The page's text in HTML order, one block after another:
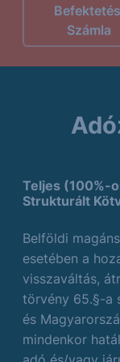
Számla
Teljes (100%-
Strukturált
Belföldi
esetében a
visszaváltás,
törvény 65.§-a
és
mindenkor